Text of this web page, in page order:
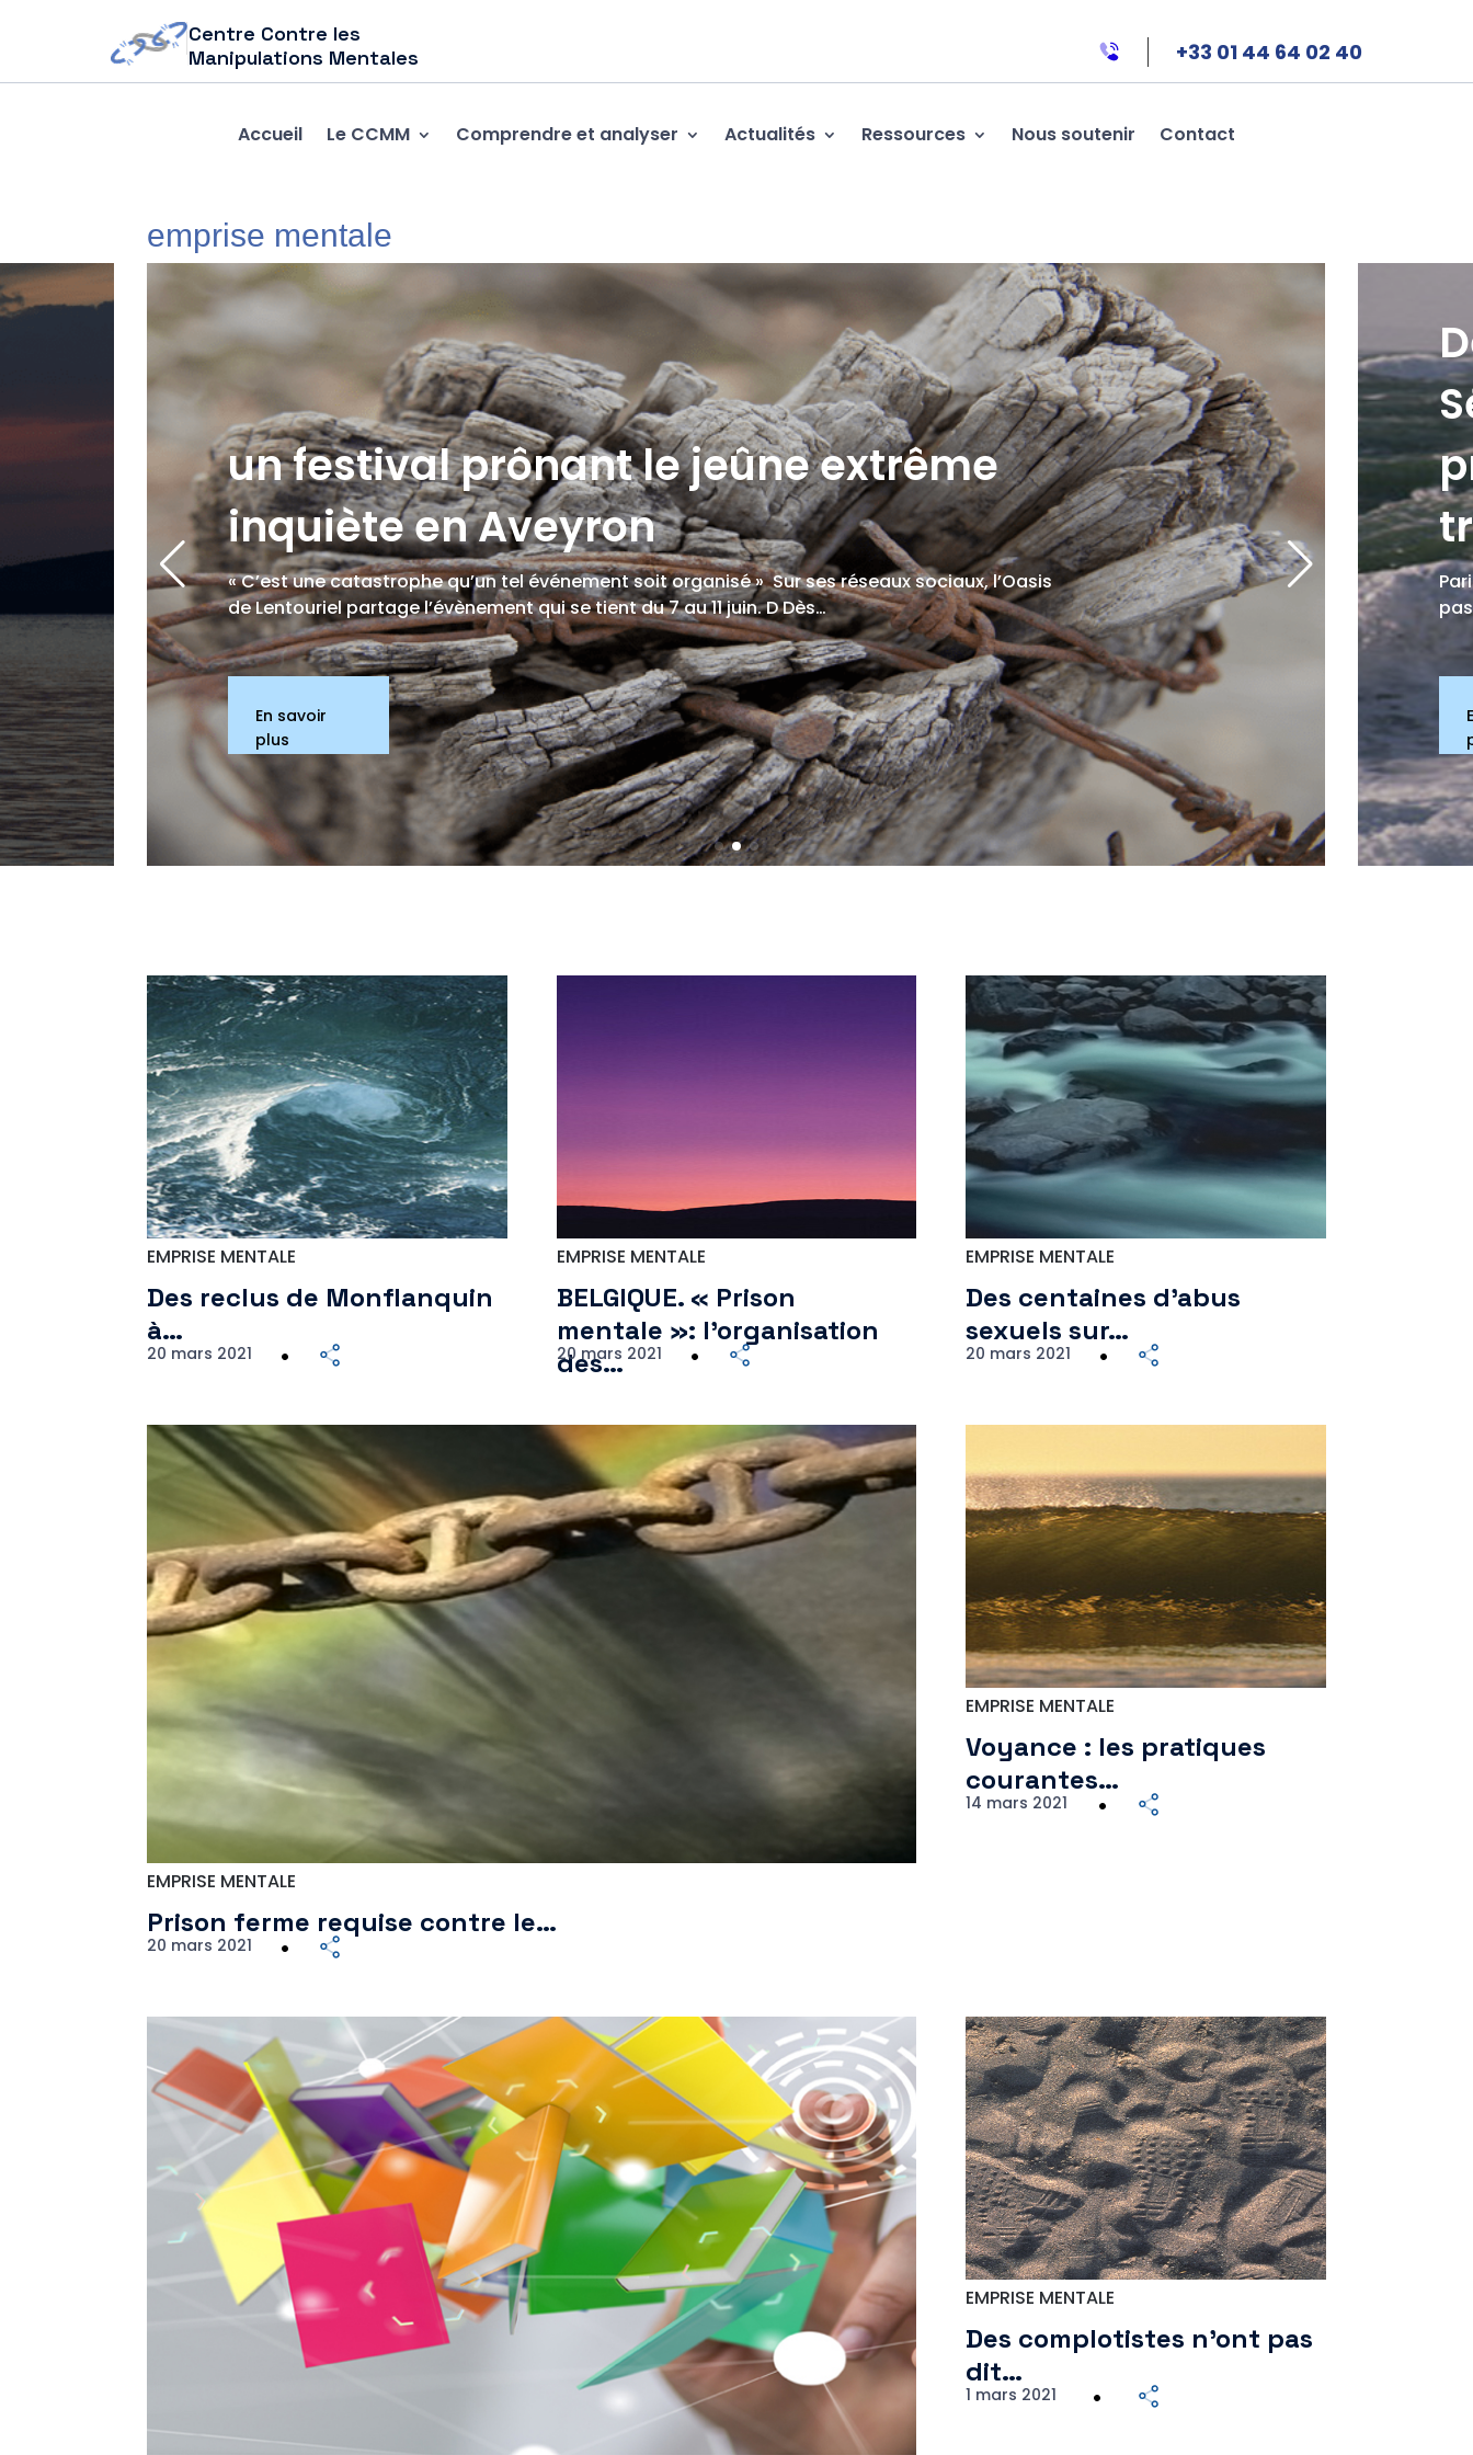
Centre Contre les
Manipulations Mentales
+33 01 44 64 02 40
Accueil Le CCMM Comprendre et analyser Actualités Ressources Nous soutenir Contact
emprise mentale
un festival prônant le jeûne extrême
inquiète en Aveyron
« C’est une catastrophe qu’un tel événement soit organisé » Sur ses réseaux sociaux, l’Oasis
de Lentouriel partage l’évènement qui se tient du 7 au 11 juin. D Dès…
En savoir
plus
EMPRISE MENTALE
Des reclus de Monflanquin
à…
20 mars 2021
EMPRISE MENTALE
BELGIQUE. « Prison
mentale »: l’organisation
des…
20 mars 2021
EMPRISE MENTALE
Des centaines d’abus
sexuels sur…
20 mars 2021
EMPRISE MENTALE
Prison ferme requise contre le…
20 mars 2021
EMPRISE MENTALE
Voyance : les pratiques
courantes…
14 mars 2021
EMPRISE MENTALE
Des complotistes n’ont pas
dit…
1 mars 2021